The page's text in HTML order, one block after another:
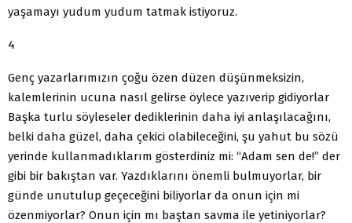
yaşamayı yudum yudum tatmak istiyoruz.
4
Genç yazarlarımızın çoğu özen düzen düşünmeksizin,
kalemlerinin ucuna nasıl gelirse öylece yazıverip gidiyorlar
Başka turlu söyleseler dediklerinin daha iyi anlaşılacağını,
belki daha güzel, daha çekici olabileceğini, şu yahut bu sözü
yerinde kullanmadıklarım gösterdiniz mi: “Adam sen de!” der
gibi bir bakıştan var. Yazdıklarını önemli bulmuyorlar, bir
günde unutulup geçeceğini biliyorlar da onun için mi
özenmiyorlar? Onun için mı baştan savma ile yetiniyorlar?